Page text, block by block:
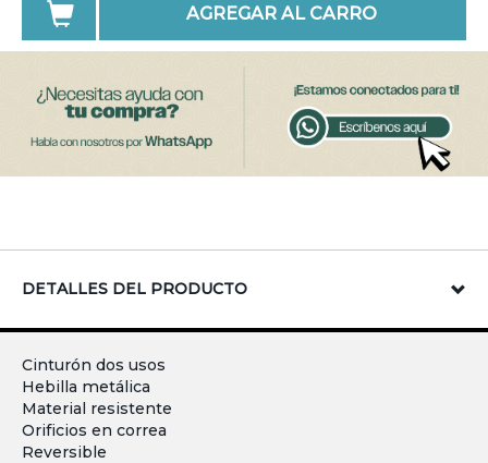
AGREGAR AL CARRO
DETALLES DEL PRODUCTO
Cinturón dos usos
Hebilla metálica
Material resistente
Orificios en correa
Reversible